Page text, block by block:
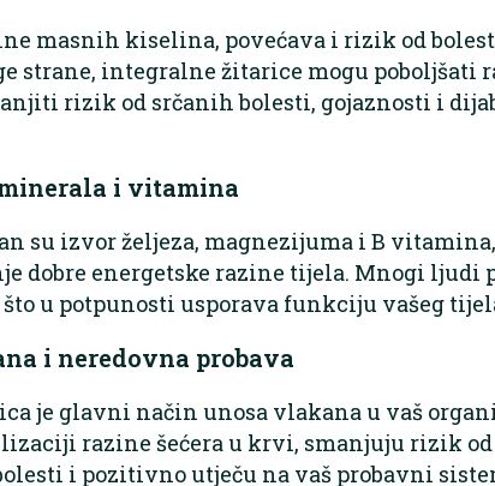
masnih kiselina, povećava i rizik od
strane, integralne žitarice mogu poboljšati
rizik od srčanih bolesti, gojaznosti i
i vitamina
su izvor željeza, magnezijuma i B
dobre energetske razine tijela. Mnogi ljudi
u potpunosti usporava funkciju vašeg
i neredovna probava
je glavni način unosa vlakana u vaš
razine šećera u krvi, smanjuju rizik od
i pozitivno utječu na vaš probavni